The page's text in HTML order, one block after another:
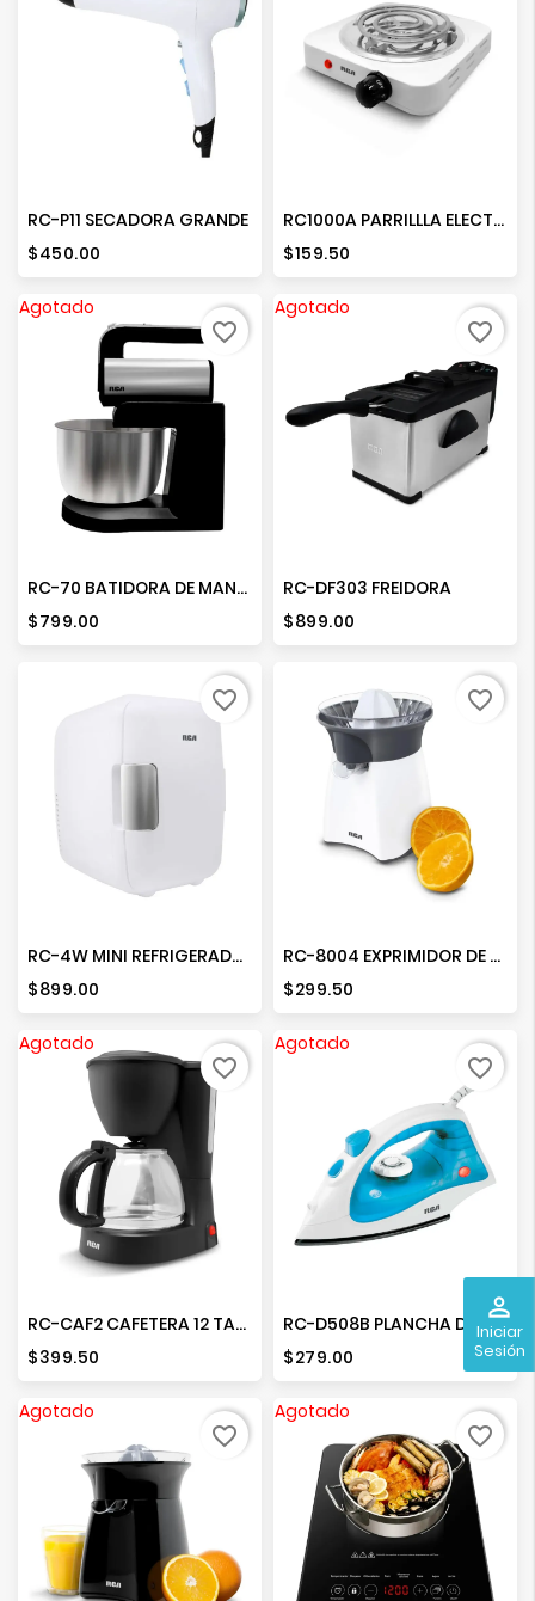
perm_identity
Iniciar
Sesión
RC-P11 SECADORA GRANDE
Precio
$450.00
RC1000A PARRILLLA ELECTRICA DE ESPIRAL
Precio
$159.50
Agotado
RC-70 BATIDORA DE MANO PEDESTAL
Precio
$799.00
favorite_border
Agotado
RC-DF303 FREIDORA
Precio
$899.00
favorite_border
RC-4W MINI REFRIGERADOR BLANCO
Precio
$899.00
favorite_border
RC-8004 EXPRIMIDOR DE CITRICOS
Precio
$299.50
favorite_border
Agotado
RC-CAF2 CAFETERA 12 TAZAS
Precio
$399.50
favorite_border
Agotado
RC-D508B PLANCHA DE VAPOR AZUL
Precio
$279.00
favorite_border
Agotado
favorite_border
Agotado
favorite_border